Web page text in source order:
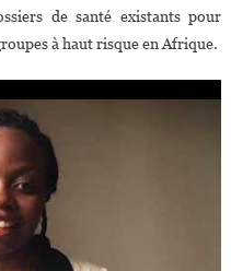
de santé existants pour
à haut risque en Afrique.